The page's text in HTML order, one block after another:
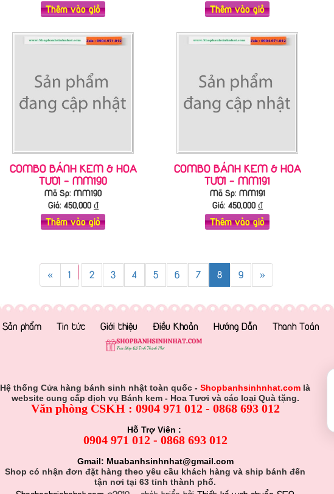
Thêm vào giỏ Thêm vào giỏ
COMBO BÁNH KEM & HOA
TƯƠI - MM190
Mã Sp: MM190
Giá: 450,000₫
Thêm vào giỏ
COMBO BÁNH KEM & HOA
TƯƠI - MM191
Mã Sp: MM191
Giá: 450,000₫
Thêm vào giỏ
« 1 2 3 4 5 6 7 8 9 »
Sản phẩm Tin tức Giới thiệu Điều Khoản Hướng Dẫn Thanh Toán
Hệ thống Cửa hàng bánh sinh nhật toàn quốc - Shopbanhsinhnhat.com là
website cung cấp dịch vụ Bánh kem - Hoa Tươi và các loại Quà tặng.
Văn phòng CSKH : 0904 971 012 - 0868 693 012
Hỗ Trợ Viên :
0904 971 012 - 0868 693 012
Gmail: Muabanhsinhnhat@gmail.com
Shop có nhận đơn đặt hàng theo yêu cầu khách hàng và ship bánh đến
tận nơi tại 63 tỉnh thành phố.